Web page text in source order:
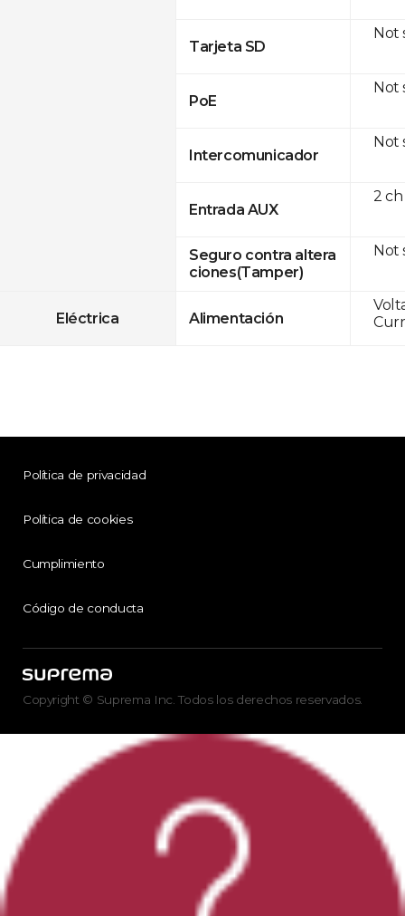
Tarjeta SD
PoE
Intercomunicador
Entrada AUX
Seguro contra altera
ciones(Tamper)
Eléctrica Alimentación
Not
Not
Not
2
Not
Política de privacidad
Política de cookies
Cumplimiento
Código de conducta
Copyright © Suprema Inc. Todos los derechos reservados.